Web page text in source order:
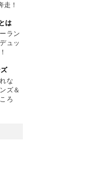
走！
は
ラン
ュッ
な
ズ＆
ろ